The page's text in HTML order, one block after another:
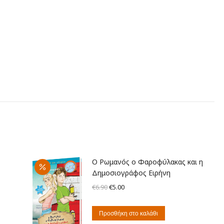
Ο Ρωμανός ο Φαροφύλακας και η
Δημοσιογράφος Ειρήνη
€6.90Original
was:
€5.00Η
τιμή
Προσθήκη στο καλάθι